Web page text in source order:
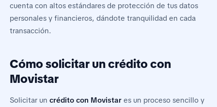
cuenta con altos estándares de protección de tus datos
personales y financieros, dándote tranquilidad en cada
transacción.
Cómo solicitar un crédito con
Movistar
Solicitar un crédito con Movistar es un proceso sencillo y